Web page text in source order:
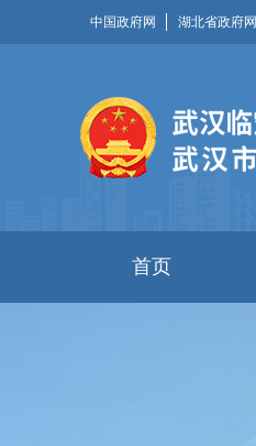
中国政府网 湖北省政府网
首页